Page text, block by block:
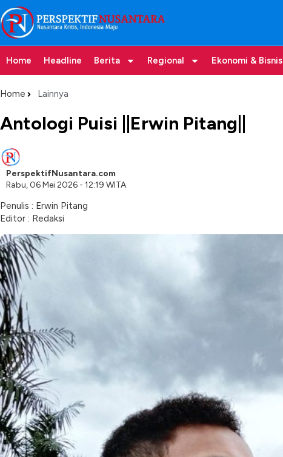
Home Headline Berita Regional Ekonomi & Bisnis
Home Lainnya
Antologi Puisi ||Erwin Pitang||
PerspektifNusantara.com
Rabu, 06 Mei 2026 - 12:19 WITA
Penulis : Erwin Pitang
Editor : Redaksi